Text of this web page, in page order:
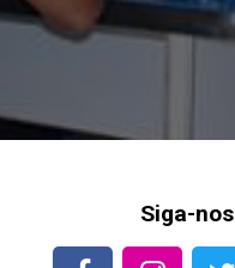
Siga-nos